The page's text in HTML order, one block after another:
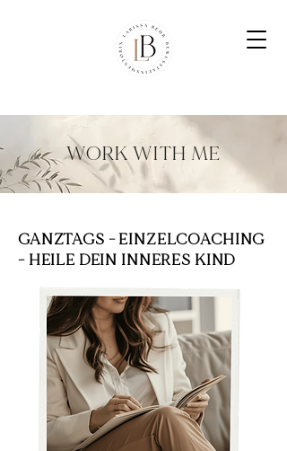
WORK WITH ME
GANZTAGS - EINZELCOACHING
- HEILE DEIN INNERES KIND